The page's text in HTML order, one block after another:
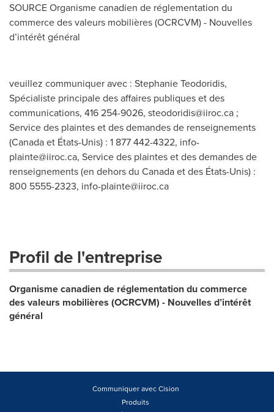
SOURCE Organisme canadien de réglementation du
commerce des valeurs mobilières (OCRCVM) - Nouvelles
d’intérêt général
veuillez communiquer avec : Stephanie Teodoridis,
Spécialiste principale des affaires publiques et des
communications, 416 254-9026, steodoridis@iiroc.ca ;
Service des plaintes et des demandes de renseignements
(Canada et États-Unis) : 1 877 442-4322, info-
plainte@iiroc.ca, Service des plaintes et des demandes de
renseignements (en dehors du Canada et des États-Unis) :
800 5555-2323, info-plainte@iiroc.ca
Profil de l'entreprise
Organisme canadien de réglementation du commerce
des valeurs mobilières (OCRCVM) - Nouvelles d’intérêt
général
Communiquer avec Cision
Produits